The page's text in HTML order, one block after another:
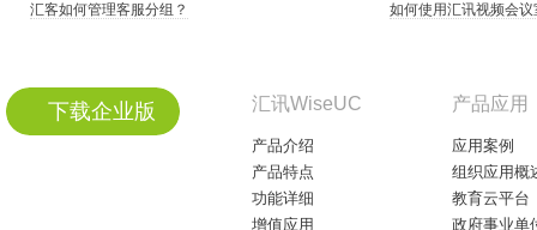
汇客如何管理客服分组？
如何使用汇讯视频会议
下载企业版 汇讯WiseUC
产品介绍
产品特点
功能详细
增值应用
产品应用
应用案例
组织应用概
教育云平台
政府事业单